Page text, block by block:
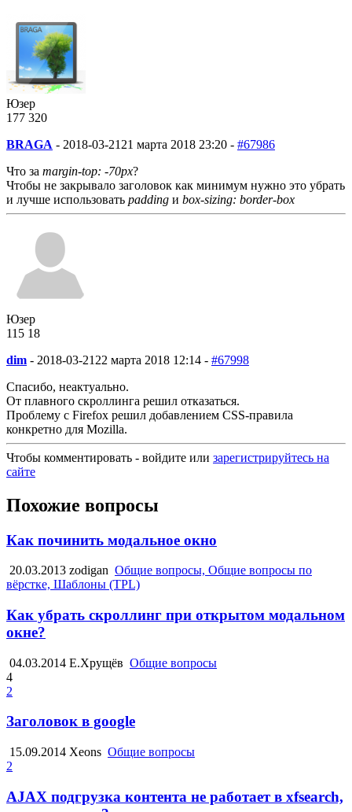
Юзер
177 320
BRAGA - 2018-03-21 21 марта 2018 23:20 - #67986
Что за margin-top: -70px?
Чтобы не закрывало заголовок как минимум нужно это убрать
и лучше использовать padding и box-sizing: border-box
Юзер
115 18
dim - 2018-03-21 22 марта 2018 12:14 - #67998
Спасибо, неактуально.
От плавного скроллинга решил отказаться.
Проблему с Firefox решил добавлением CSS-правила
конкретно для Mozilla.
Чтобы комментировать - войдите или зарегистрируйтесь на
сайте
Похожие вопросы
Как починить модальное окно
20.03.2013 zodigan Общие вопросы, Общие вопросы по
вёрстке, Шаблоны (TPL)
Как убрать скроллинг при открытом модальном
окне?
04.03.2014 Е.Хрущёв Общие вопросы
4
2
Заголовок в google
15.09.2014 Xeons Общие вопросы
2
AJAX подгрузка контента не работает в xfsearch,